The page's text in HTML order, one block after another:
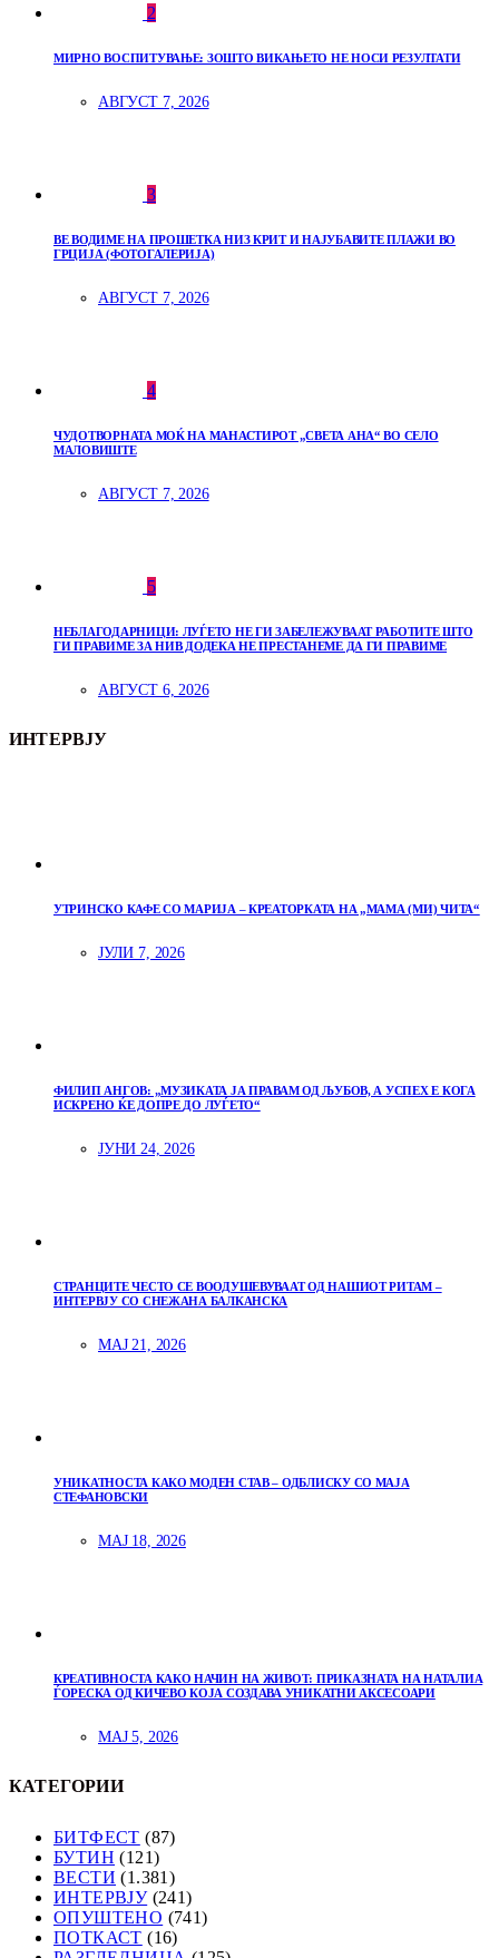
2
МИРНО ВОСПИТУВАЊЕ: ЗОШТО ВИКАЊЕТО НЕ НОСИ РЕЗУЛТАТИ
АВГУСТ 7, 2026
3
ВЕ ВОДИМЕ НА ПРОШЕТКА НИЗ КРИТ И НАЈУБАВИТЕ ПЛАЖИ ВО
ГРЦИЈА (ФОТОГАЛЕРИЈА)
АВГУСТ 7, 2026
4
ЧУДОТВОРНАТА МОЌ НА МАНАСТИРОТ „СВЕТА АНА“ ВО СЕЛО
МАЛОВИШТЕ
АВГУСТ 7, 2026
5
НЕБЛАГОДАРНИЦИ: ЛУЃЕТО НЕ ГИ ЗАБЕЛЕЖУВААТ РАБОТИТЕ ШТО
ГИ ПРАВИМЕ ЗА НИВ ДОДЕКА НЕ ПРЕСТАНЕМЕ ДА ГИ ПРАВИМЕ
АВГУСТ 6, 2026
ИНТЕРВЈУ
УТРИНСКО КАФЕ СО МАРИЈА – КРЕАТОРКАТА НА „МАМА (МИ) ЧИТА“
ЈУЛИ 7, 2026
ФИЛИП АНГОВ: „МУЗИКАТА ЈА ПРАВАМ ОД ЉУБОВ, А УСПЕХ Е КОГА
ИСКРЕНО ЌЕ ДОПРЕ ДО ЛУЃЕТО“
ЈУНИ 24, 2026
СТРАНЦИТЕ ЧЕСТО СЕ ВООДУШЕВУВААТ ОД НАШИОТ РИТАМ –
ИНТЕРВЈУ СО СНЕЖАНА БАЛКАНСКА
МАЈ 21, 2026
УНИКАТНОСТА КАКО МОДЕН СТАВ – ОДБЛИСКУ СО МАЈА
СТЕФАНОВСКИ
МАЈ 18, 2026
КРЕАТИВНОСТА КАКО НАЧИН НА ЖИВОТ: ПРИКАЗНАТА НА НАТАЛИА
ЃОРЕСКА ОД КИЧЕВО КОЈА СОЗДАВА УНИКАТНИ АКСЕСОАРИ
МАЈ 5, 2026
КАТЕГОРИИ
БИТФЕСТ (87)
БУТИН (121)
ВЕСТИ (1.381)
ИНТЕРВЈУ(241)
ОПУШТЕНО (741)
ПОТКАСТ (16)